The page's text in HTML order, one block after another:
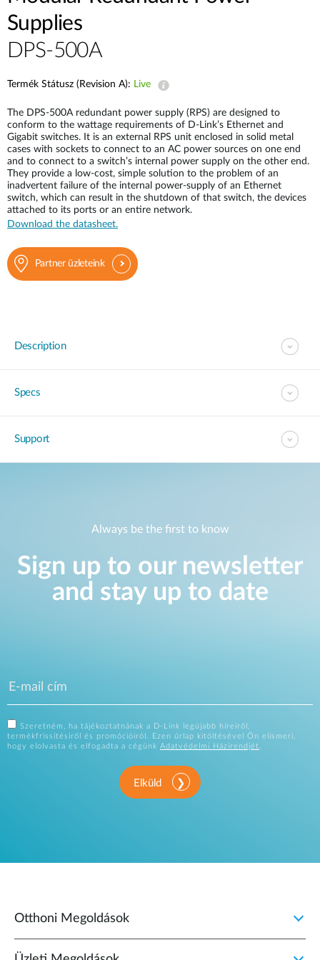
Supplies
DPS-500A
Termék Státusz (Revision A): Live
The DPS-500A redundant power supply (RPS) are designed to
conform to the wattage requirements of D-Link’s Ethernet and
Gigabit switches. It is an external RPS unit enclosed in solid metal
cases with sockets to connect to an AC power sources on one end
and to connect to a switch’s internal power supply on the other end.
They provide a low-cost, simple solution to the problem of an
inadvertent failure of the internal power-supply of an Ethernet
switch, which can result in the shutdown of that switch, the devices
attached to its ports or an entire network.
Download the datasheet.
Partner üzleteink
Description
Specs
Support
Always be the first to know
Sign up to our newsletter
and stay up to date
Szeretném, ha tájékoztatnának a D-Link legújabb híreiről,
termékfrissítésiről és promócióiról. Ezen űrlap kitöltésével Ön elismeri,
hogy elolvasta és elfogadta a cégünk Adatvédelmi Házirendjét.
Elküld
Otthoni Megoldások